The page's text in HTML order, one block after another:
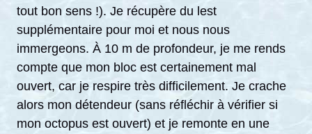
tout bon sens !). Je récupère du lest
supplémentaire pour moi et nous nous
immergeons. À 10 m de profondeur, je me rends
compte que mon bloc est certainement mal
ouvert, car je respire très difficilement. Je crache
alors mon détendeur (sans réfléchir à vérifier si
mon octopus est ouvert) et je remonte en une